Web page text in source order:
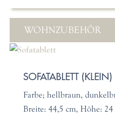
WOHNZUBEHÖR
SOFATABLETT (KLEIN)
Farbe; hellbraun,
Breite: 44,5 cm, Höhe: